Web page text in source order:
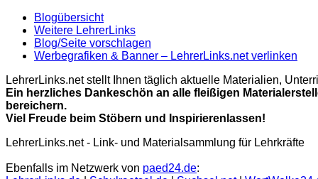
Blogübersicht
Weitere LehrerLinks
Blog/Seite vorschlagen
Werbegrafiken & Banner – LehrerLinks.net verlinken
LehrerLinks.net stellt Ihnen täglich aktuelle Materialien,
Ein herzliches Dankeschön an alle fleißigen
bereichern.
Viel Freude beim Stöbern und Inspirierenlassen!
LehrerLinks.net - Link- und Materialsammlung für Lehrkräfte
Ebenfalls im Netzwerk von paed24.de: